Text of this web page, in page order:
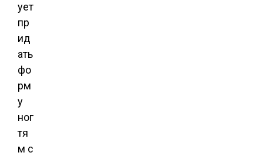
ует
пр
ид
ать
фо
рм
у
ног
тя
м с